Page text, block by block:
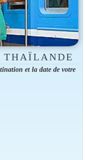
THAÏLANDE
et la date de votre